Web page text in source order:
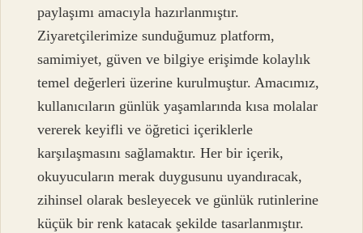
paylaşımı amacıyla hazırlanmıştır.
Ziyaretçilerimize sunduğumuz platform,
samimiyet, güven ve bilgiye erişimde kolaylık
temel değerleri üzerine kurulmuştur. Amacımız,
kullanıcıların günlük yaşamlarında kısa molalar
vererek keyifli ve öğretici içeriklerle
karşılaşmasını sağlamaktır. Her bir içerik,
okuyucuların merak duygusunu uyandıracak,
zihinsel olarak besleyecek ve günlük rutinlerine
küçük bir renk katacak şekilde tasarlanmıştır.